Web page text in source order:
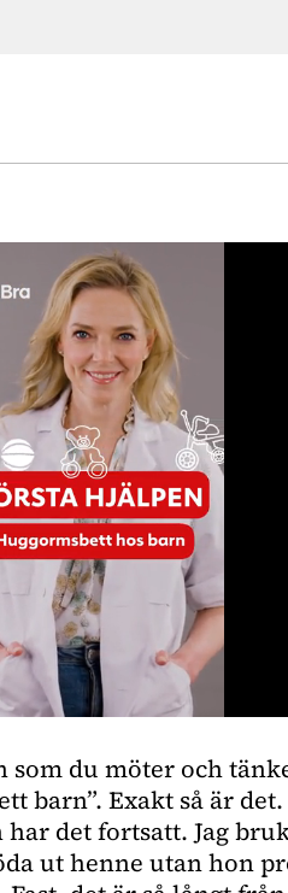
som du möter och
barn”. Exakt så är
det fortsatt. Jag
ut henne utan hon